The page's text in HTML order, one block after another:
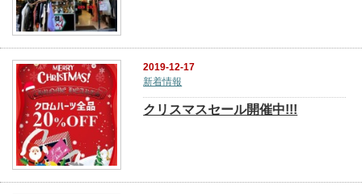
2019-12-17
新着情報
クリスマスセール開催中!!!